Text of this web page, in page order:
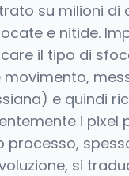
su milioni di
e nitide.
il tipo di
movimento,
e quindi
i pixel
processo,
si